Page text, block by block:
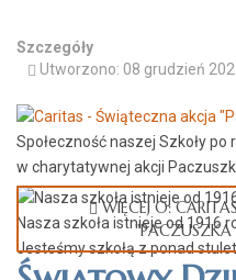
Nasza szkoła istnieje od 1916
Jesteśmy szkołą z ponad
Szczegóły
Utworzono: 08 grudzień
Społeczność naszej Szkoły po
w charytatywnej akcji
WIĘCEJ O: